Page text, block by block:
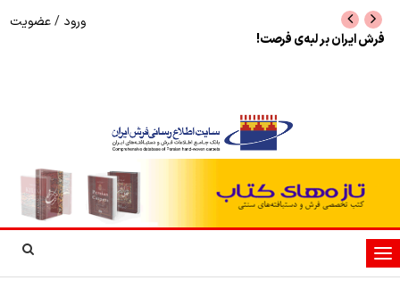
سرخط اخبار متفرقه فرش دستباف در رسانه‌ها - خرداد
ورود /عضویت
تغییر
وضعیت